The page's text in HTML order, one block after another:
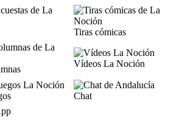
Tiras cómicas
Vídeos La Noción
Chat